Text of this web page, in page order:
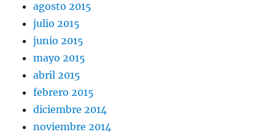
agosto 2015
julio 2015
junio 2015
mayo 2015
abril 2015
febrero 2015
diciembre 2014
noviembre 2014